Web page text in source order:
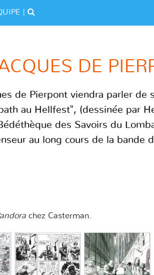
DE
de Pierpont viendra parler de
au Hellfest", (dessinée par
des Savoirs du
au long cours de la bande
chez Casterman.